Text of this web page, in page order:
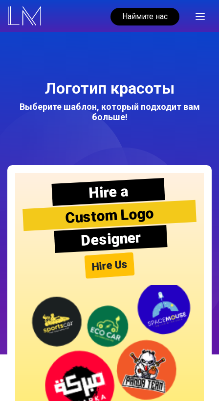
Наймите нас
Логотип красоты
Выберите шаблон, который подходит вам
больше!
Hire a
Custom Logo
Designer
Hire Us